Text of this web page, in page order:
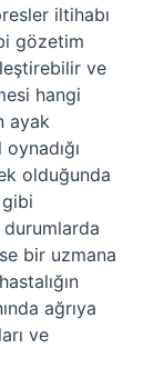
iltihabı
gözetim
ve
hangi
ayak
olduğunda
bir uzmana
ağrıya
ve